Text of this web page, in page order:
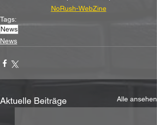
NoRush-WebZine
Tags:
News
News
Aktuelle Beiträge Alle ansehen